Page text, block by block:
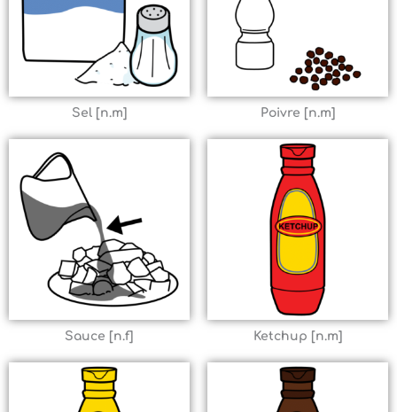
Sel [n.m] Poivre [n.m]
Sauce [n.f] Ketchup [n.m]